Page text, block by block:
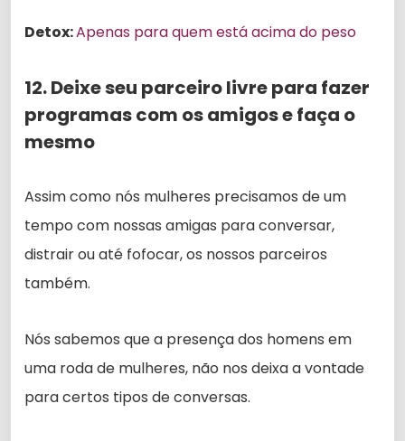
Detox:Apenas para quem está acima do peso
12. Deixe seu parceiro livre para fazer
programas com os amigos e faça o
mesmo
Assim como nós mulheres precisamos de um
tempo com nossas amigas para conversar,
distrair ou até fofocar, os nossos parceiros
também.
Nós sabemos que a presença dos homens em
uma roda de mulheres, não nos deixa a vontade
para certos tipos de conversas.